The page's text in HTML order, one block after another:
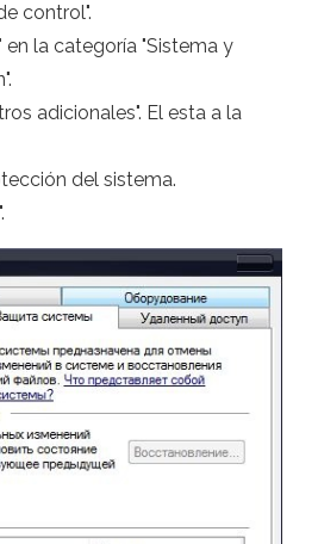
control".
en la categoría "Sistema y
adicionales". El esta a la
del sistema.